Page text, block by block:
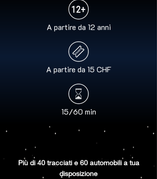
A partire da 12 anni
A partire da 15 CHF
15/60 min
Più di 40 tracciati e 60 automobili a tua
disposizione